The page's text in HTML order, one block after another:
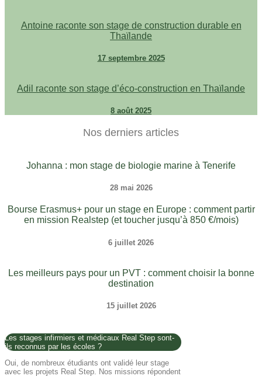
Antoine raconte son stage de construction durable en
Thaïlande
17 septembre 2025
Adil raconte son stage d’éco-construction en Thaïlande
8 août 2025
Nos derniers articles
Johanna : mon stage de biologie marine à Tenerife
28 mai 2026
Bourse Erasmus+ pour un stage en Europe : comment partir
en mission Realstep (et toucher jusqu’à 850 €/mois)
6 juillet 2026
Les meilleurs pays pour un PVT : comment choisir la bonne
destination
15 juillet 2026
Les stages infirmiers et médicaux Real Step sont-
ils reconnus par les écoles ?
Oui, de nombreux étudiants ont validé leur stage
avec les projets Real Step. Nos missions répondent